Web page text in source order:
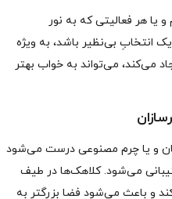
و یا هر فعالیتی که به نور
انتخابِ بی‌نظیر باشد، به ویژه
می‌کند، می‌تواند به خواب بهتر
و یا چرم مصنوعی درست می‌شود
می‌شود. کلاهک‌ها در طیف
و باعث می‌شود فضا بزرگتر به